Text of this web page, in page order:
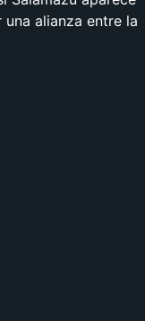
alianza entre la